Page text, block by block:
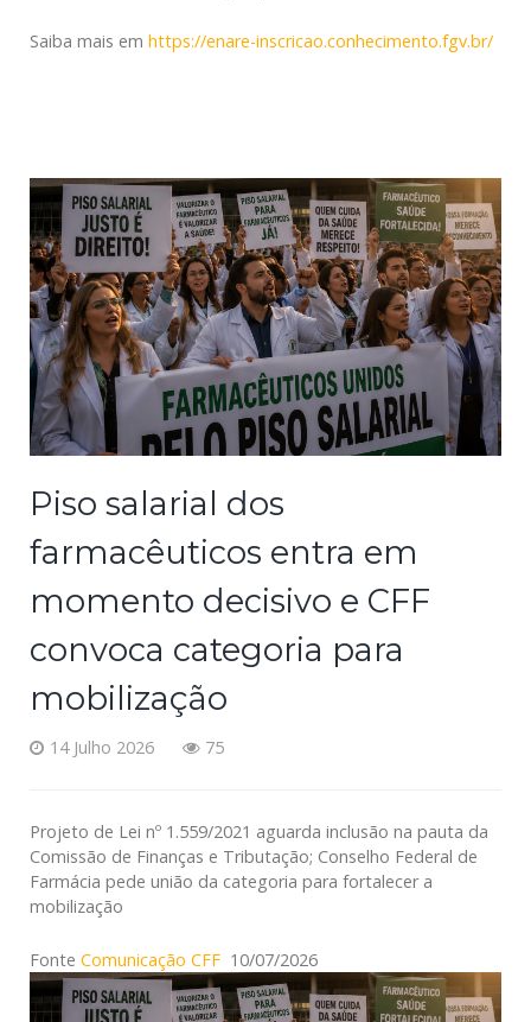
Saiba mais em https://enare-inscricao.conhecimento.fgv.br/
Piso salarial dos
farmacêuticos entra em
momento decisivo e CFF
convoca categoria para
mobilização
14 Julho 2026 75
Projeto de Lei nº 1.559/2021 aguarda inclusão na pauta da
Comissão de Finanças e Tributação; Conselho Federal de
Farmácia pede união da categoria para fortalecer a
mobilização
Fonte Comunicação CFF 10/07/2026